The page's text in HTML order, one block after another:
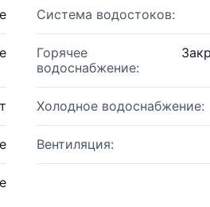
Система водостоков:
Горячее
водоснабжение:
Холодное водоснабжение:
Вентиляция: